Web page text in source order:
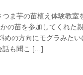
ま芋の苗植え体験教室
の苗を参加してくれた
めの方向にモグラみた
話も聞こ […]